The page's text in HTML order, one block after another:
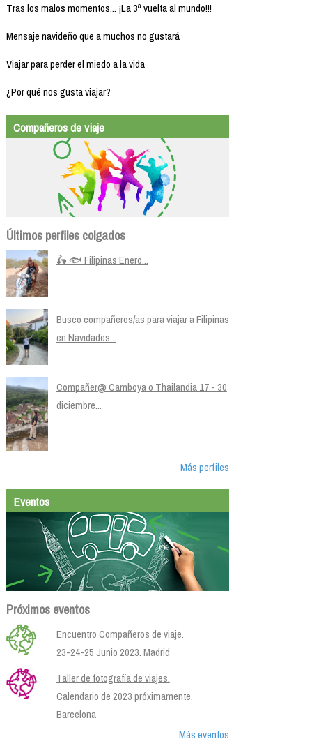
Tras los malos momentos... ¡La 3ª vuelta al mundo!!!
Mensaje navideño que a muchos no gustará
Viajar para perder el miedo a la vida
¿Por qué nos gusta viajar?
Compañeros de viaje
Últimos perfiles colgados
🛵 🐟 Filipinas Enero...
Busco compañeros/as para viajar a Filipinas
en Navidades...
Compañer@ Camboya o Thailandia 17 - 30
diciembre...
Más perfiles
Eventos
Próximos eventos
Encuentro Compañeros de viaje.
23-24-25 Junio 2023. Madrid
Taller de fotografía de viajes.
Calendario de 2023 próximamente.
Barcelona
Más eventos